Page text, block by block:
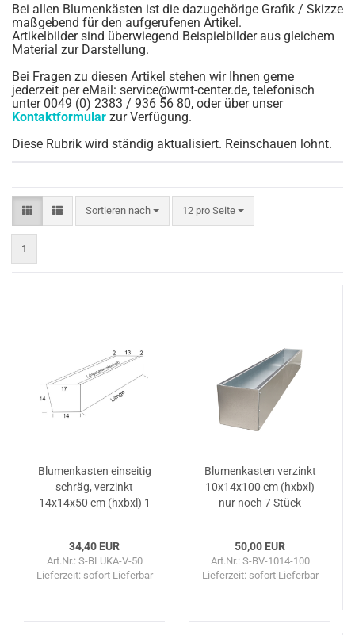
Bei allen Blumenkästen ist die dazugehörige Grafik / Skizze
maßgebend für den aufgerufenen Artikel.
Artikelbilder sind überwiegend Beispielbilder aus gleichem
Material zur Darstellung.
Bei Fragen zu diesen Artikel stehen wir Ihnen gerne
jederzeit per eMail: service@wmt-center.de, telefonisch
unter 0049 (0) 2383 / 936 56 80, oder über unser
Kontaktformular zur Verfügung.
Diese Rubrik wird ständig aktualisiert. Reinschauen lohnt.
Sortieren nach
Sortieren nach 12 pro Seite
pro Seite
1
Blu­men­kas­ten ein­sei­tig
schräg, ver­zinkt
14x14x50 cm (hxbxl) 1
34,40 EUR
Art.Nr.: S-BLUKA-V-50
Lieferzeit: sofort Lieferbar
Blu­men­kas­ten ver­zinkt
10x14x100 cm (hxbxl)
nur noch 7 Stück
50,00 EUR
Art.Nr.: S-BV-1014-100
Lieferzeit: sofort Lieferbar